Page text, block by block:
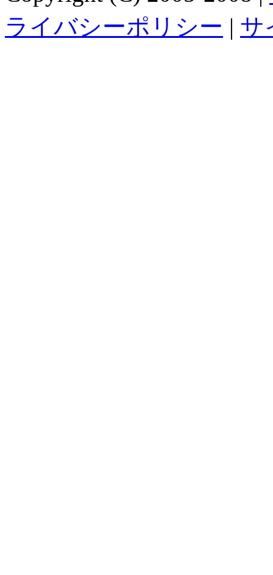
ライバシーポリシー | サ